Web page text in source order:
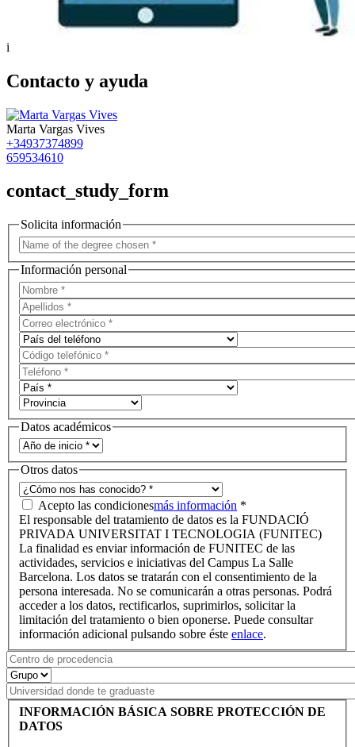
i
Contacto y ayuda
Marta Vargas Vives
+34937374899
659534610
contact_study_form
Solicita información
Información personal
Datos académicos
Otros datos
Acepto las condicionesmás información *
El responsable del tratamiento de datos es la FUNDACIÓ
PRIVADA UNIVERSITAT I TECNOLOGIA (FUNITEC)
La finalidad es enviar información de FUNITEC de las
actividades, servicios e iniciativas del Campus La Salle
Barcelona. Los datos se tratarán con el consentimiento de la
persona interesada. No se comunicarán a otras personas. Podrá
acceder a los datos, rectificarlos, suprimirlos, solicitar la
limitación del tratamiento o bien oponerse. Puede consultar
información adicional pulsando sobre éste enlace.
INFORMACIÓN BÁSICA SOBRE PROTECCIÓN DE
DATOS